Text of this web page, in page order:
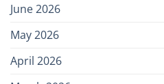
June 2026
May 2026
April 2026